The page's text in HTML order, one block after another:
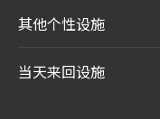
其他个性设施
当天来回设施